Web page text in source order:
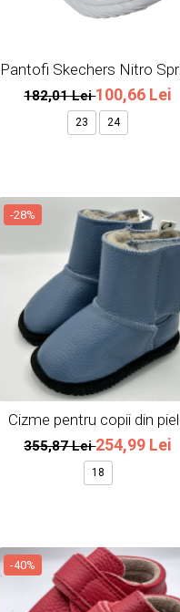
Pantofi Skechers Nitro
182,01 Lei100,66 Lei
23 24
-28%
Cizme pentru copii din
naturala All Blue
355,87 Lei254,99 Lei
18
-40%